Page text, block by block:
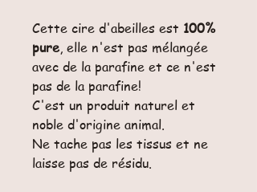
Cette cire d'abeilles est 100%
pure, elle n'est pas mélangée
avec de la parafine et ce n'est
pas de la parafine!
C'est un produit naturel et
noble d'origine animal.
Ne tache pas les tissus et ne
laisse pas de résidu.